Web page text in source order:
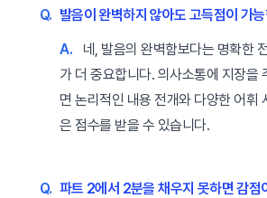
Q. 발음이 완벽하지 않아도 고득점이 가
A.
네, 발음의 완벽함보다는 명확한
가 더 중요합니다. 의사소통에 지장을
면 논리적인 내용 전개와 다양한 어휘
은 점수를 받을 수 있습니다.
Q. 파트 2에서 2분을 채우지 못하면 감점